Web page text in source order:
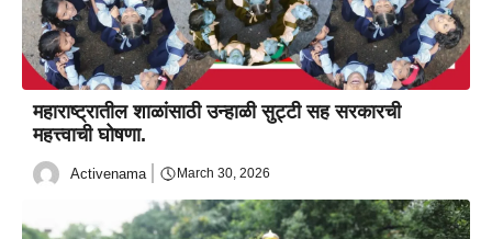
महाराष्ट्रातील शाळांसाठी उन्हाळी सुट्टी सह सरकारची
महत्त्वाची घोषणा.
Activenama March 30, 2026